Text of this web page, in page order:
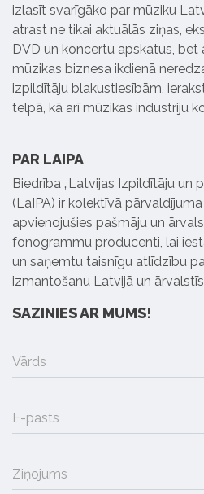
izlasīt svarīgāko par mūziku
atrast ne tikai aktuālās ziņas,
DVD un koncertu apskatus, bet
mūzikas biznesa ikdienā
izpildītāju blakustiesībām,
telpā, kā arī mūzikas industriju
PAR LAIPA
Biedrība „Latvijas Izpildītāju un
(LaIPA) ir kolektīvā
apvienojušies pašmāju un
fonogrammu producenti, lai
un saņemtu taisnīgu atlīdzību
izmantošanu Latvijā un
SAZINIES AR MUMS!
Vārds
E-pasts
Ziņojums